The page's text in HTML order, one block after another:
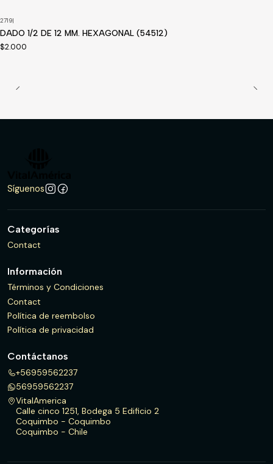
2719|
DADO 1/2 DE 12 MM. HEXAGONAL (54512)
$2.000
Síguenos
Categorías
Contact
Información
Términos y Condiciones
Contact
Política de reembolso
Política de privacidad
Contáctanos
+56959562237
56959562237
VitalAmerica
Calle cinco 1251, Bodega 5 Edificio 2
Coquimbo - Coquimbo
Coquimbo - Chile